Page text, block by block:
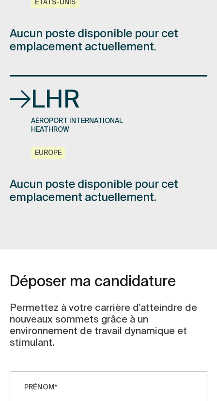
ÉTATS-UNIS
Aucun poste disponible pour cet
emplacement actuellement.
LHR
AÉROPORT INTERNATIONAL
HEATHROW
EUROPE
Aucun poste disponible pour cet
emplacement actuellement.
Déposer ma candidature
Permettez à votre carrière d'atteindre de
nouveaux sommets grâce à un
environnement de travail dynamique et
stimulant.
PRÉNOM *